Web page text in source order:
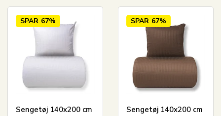
SPAR 67%
Sengetøj 140x200 cm
SPAR 67%
Sengetøj 140x200 cm